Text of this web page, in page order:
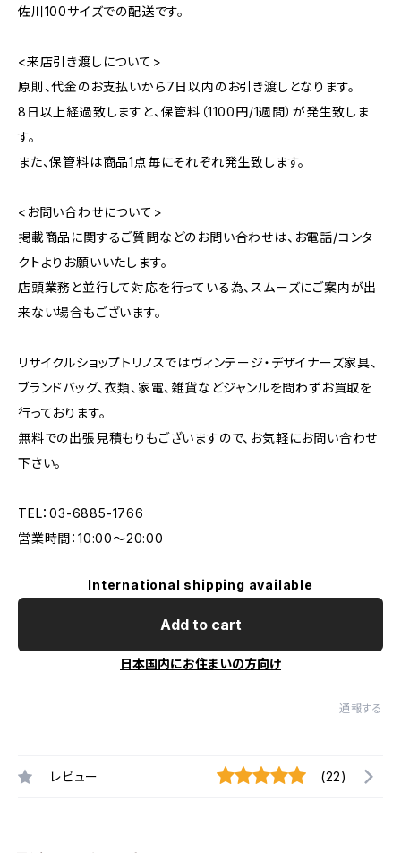
佐川100サイズでの配送です。
<来店引き渡しについて>
原則、代金のお支払いから7日以内のお引き渡しとなります。
8日以上経過致しますと、保管料（1100円/1週間）が発生致しま
す。
また、保管料は商品1点毎にそれぞれ発生致します。
<お問い合わせについて>
掲載商品に関するご質問などのお問い合わせは、お電話/コンタ
クトよりお願いいたします。
店頭業務と並行して対応を行っている為、スムーズにご案内が出
来ない場合もございます。
リサイクルショップトリノスではヴィンテージ・デザイナーズ家具、
ブランドバッグ、衣類、家電、雑貨などジャンルを問わずお買取を
行っております。
無料での出張見積もりもございますので、お気軽にお問い合わせ
下さい。
TEL：03-6885-1766
営業時間：10:00〜20:00
International shipping available
Add to cart
日本国内にお住まいの方向け
通報する
レビュー (22)